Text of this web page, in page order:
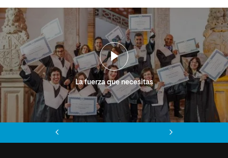
La fuerza que necesitas